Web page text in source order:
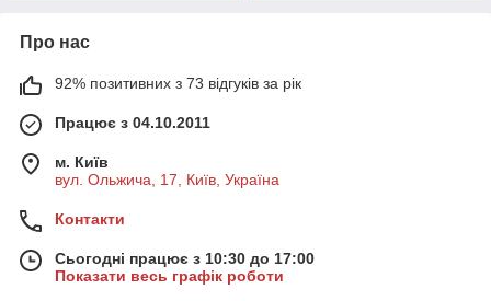
Про нас
92% позитивних з 73 відгуків за рік
Працює з 04.10.2011
м. Київ
вул. Ольжича, 17, Київ, Україна
Контакти
Сьогодні працює з 10:30 до 17:00
Показати весь графік роботи